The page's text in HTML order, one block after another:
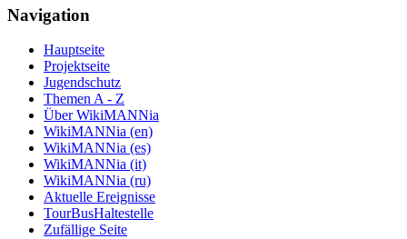
Navigation
Hauptseite
Projektseite
Jugendschutz
Themen A - Z
Über WikiMANNia
WikiMANNia (en)
WikiMANNia (es)
WikiMANNia (it)
WikiMANNia (ru)
Aktuelle Ereignisse
TourBusHaltestelle
Zufällige Seite